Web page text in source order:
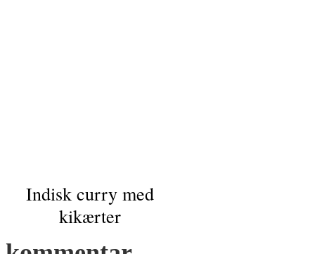
Indisk curry med
kikærter